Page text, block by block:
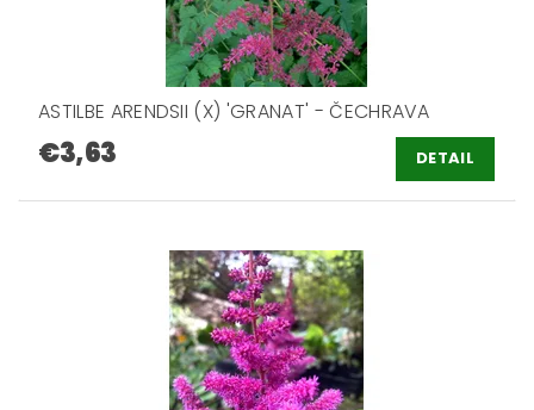
ASTILBE ARENDSII (X) 'GRANAT' - ČECHRAVA
€3,63 DETAIL